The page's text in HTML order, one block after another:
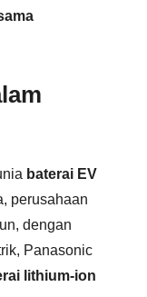
baterai EV
perusahaan
dengan
Panasonic
lithium-ion